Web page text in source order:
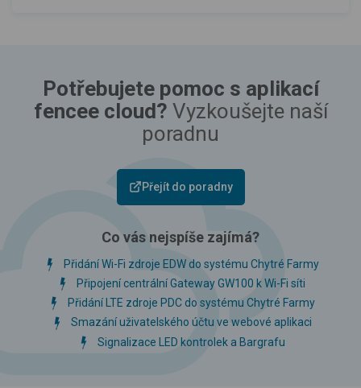
Potřebujete pomoc s aplikací
fencee cloud? Vyzkoušejte naší
poradnu
Přejít do poradny
Co vás nejspíše zajímá?
Přidání Wi-Fi zdroje EDW do systému Chytré Farmy
Připojení centrální Gateway GW100 k Wi-Fi síti
Přidání LTE zdroje PDC do systému Chytré Farmy
Smazání uživatelského účtu ve webové aplikaci
Signalizace LED kontrolek a Bargrafu